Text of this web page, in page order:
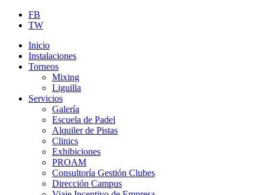
FB
TW
Inicio
Instalaciones
Torneos
Mixing
Liguilla
Servicios
Galería
Escuela de Padel
Alquiler de Pistas
Clinics
Exhibiciones
PROAM
Consultoría Gestión Clubes
Dirección Campus